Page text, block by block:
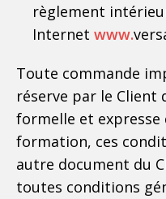
règlement
Internet www.
Toute commande
réserve par le Client
formelle et expresse
formation, ces
autre document du
toutes conditions